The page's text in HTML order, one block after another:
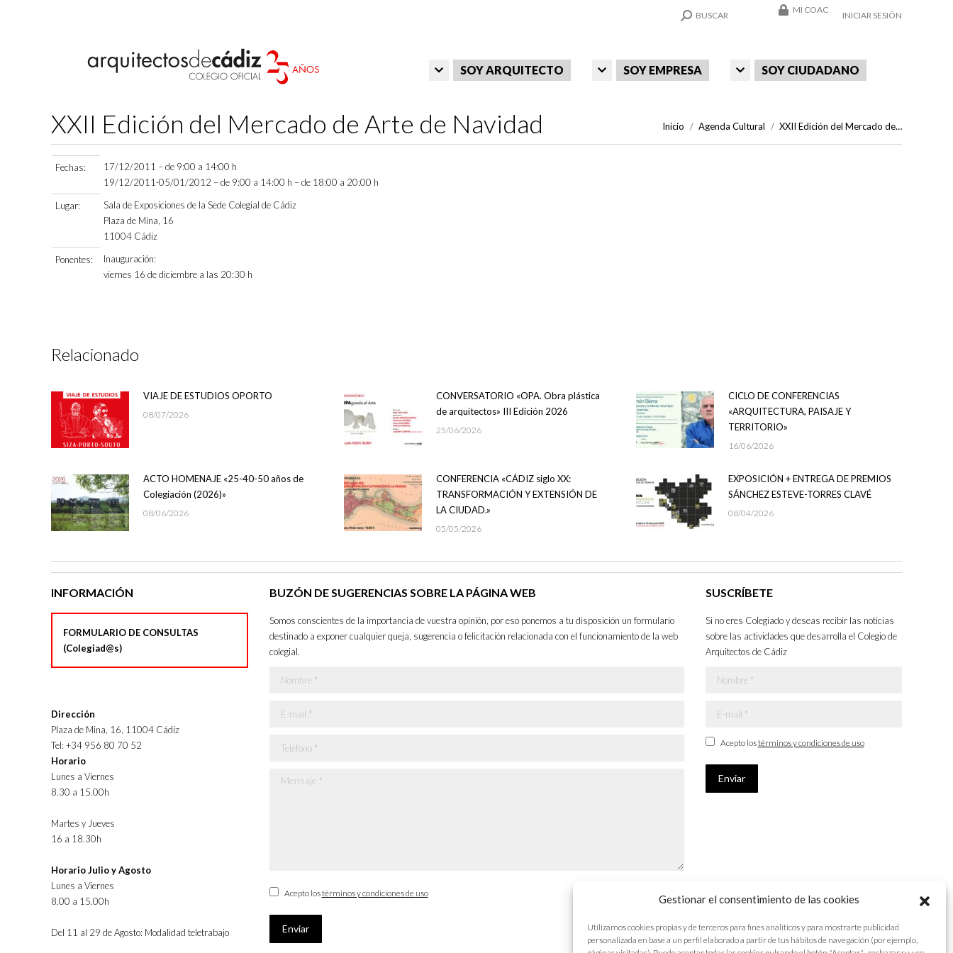
Gestionar el consentimiento de las cookies
Utilizamos cookies propias y de terceros para fines analíticos y para mostrarte publicidad
personalizada en base a un perfil elaborado a partir de tus hábitos de navegación (por ejemplo,
SEARCH:
BUSCAR
MI COAC
INICIAR SESIÓN
SOY ARQUITECTO SOY EMPRESA SOY CIUDADANO
XXII Edición del Mercado de Arte de Navidad Estás aquí:
Inicio Agenda Cultural XXII Edición del Mercado de…
Fechas:
17/12/2011 – de 9:00 a 14:00 h
19/12/2011-05/01/2012 – de 9:00 a 14:00 h – de 18:00 a 20:00 h
Lugar:
Sala de Exposiciones de la Sede Colegial de Cádiz
Plaza de Mina, 16
11004 Cádiz
Ponentes:
Inauguración:
viernes 16 de diciembre a las 20:30 h
Relacionado
VIAJE DE ESTUDIOS OPORTO
08/07/2026
CONVERSATORIO «OPA. Obra plástica
de arquitectos» III Edición 2026
25/06/2026
CICLO DE CONFERENCIAS
«ARQUITECTURA, PAISAJE Y
TERRITORIO»
16/06/2026
ACTO HOMENAJE «25-40-50 años de
Colegiación (2026)»
08/06/2026
CONFERENCIA «CÁDIZ siglo XX:
TRANSFORMACIÓN Y EXTENSIÓN DE
LA CIUDAD.»
05/05/2026
EXPOSICIÓN + ENTREGA DE PREMIOS
SÁNCHEZ ESTEVE-TORRES CLAVÉ
08/04/2026
INFORMACIÓN
FORMULARIO DE CONSULTAS
(Colegiad@s)
Dirección
Plaza de Mina, 16, 11004 Cádiz
Tel: +34 956 80 70 52
Horario
Lunes a Viernes
8.30 a 15.00h
Martes y Jueves
16 a 18.30h
Horario Julio y Agosto
Lunes a Viernes
8.00 a 15.00h
Del 11 al 29 de Agosto: Modalidad teletrabajo
BUZÓN DE SUGERENCIAS SOBRE LA PÁGINA WEB
Somos conscientes de la importancia de vuestra opinión, por eso ponemos a tu disposición un formulario
destinado a exponer cualquier queja, sugerencia o felicitación relacionada con el funcionamiento de la web
colegial.
Nombre *
E-mail *
Teléfono *
Mensaje *
Acepto lostérminos y condiciones de uso
Enviar
SUSCRÍBETE
Si no eres Colegiado y deseas recibir las noticias
sobre las actividades que desarrolla el Colegio de
Arquitectos de Cádiz
Nombre *
E-mail *
Acepto lostérminos y condiciones de uso
Enviar